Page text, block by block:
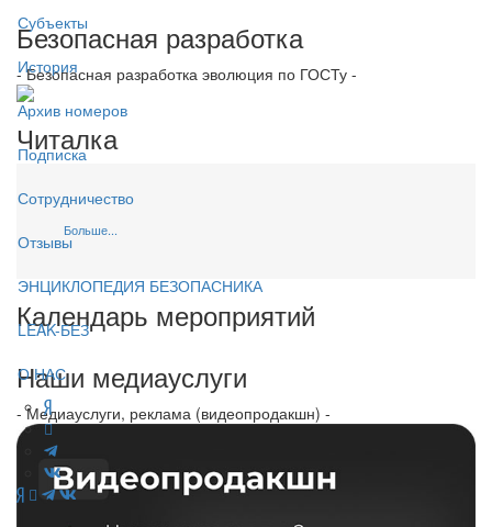
Субъекты
История
Архив номеров
Подписка
Сотрудничество
Отзывы
ЭНЦИКЛОПЕДИЯ БЕЗОПАСНИКА
LEAK-БЕЗ
О НАС
Безопасная разработка
- Безопасная разработка эволюция по ГОСТу -
Читалка
Больше...
Календарь мероприятий
Наши медиауслуги
- Медиауслуги, реклама (видеопродакшн) -